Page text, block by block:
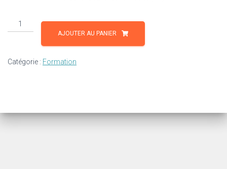
quantité
de
:
AJOUTER AU PANIER
Catégorie : Formation